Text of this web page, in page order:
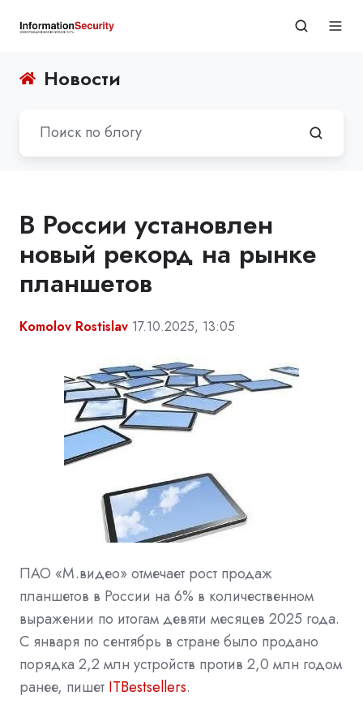
Новости
В России установлен
новый рекорд на рынке
планшетов
Komolov Rostislav 17.10.2025, 13:05
ПАО «М.видео» отмечает рост продаж
планшетов в России на 6% в количественном
выражении по итогам девяти месяцев 2025 года.
С января по сентябрь в стране было продано
порядка 2,2 млн устройств против 2,0 млн годом
ранее, пишет ITBestsellers.